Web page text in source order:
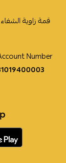
قمة زاوية
Number